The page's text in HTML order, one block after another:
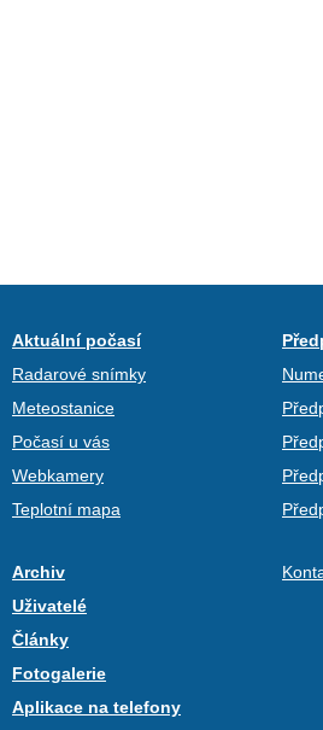
Aktuální počasí
Radarové snímky
Meteostanice
Počasí u vás
Webkamery
Teplotní mapa
Archiv
Uživatelé
Články
Fotogalerie
Aplikace na telefony